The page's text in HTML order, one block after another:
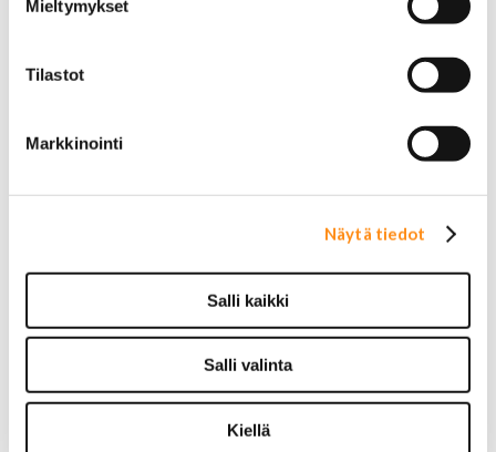
Mieltymykset
Tilastot
Markkinointi
Näytä tiedot
Salli kaikki
Salli valinta
Kiellä
Kirjallisuus
Mustang korinosat
Van 1978-1996
Pick upp 1988-1999
Pick upp 2000-2007
Suburban 1992-1999